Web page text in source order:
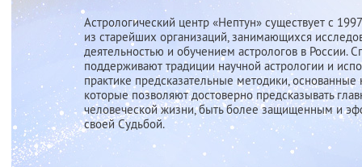
Астрологический центр «Нептун» существует с
из старейших организаций, занимающихся
деятельностью и обучением астрологов в России.
поддерживают традиции научной астрологии и
практике предсказательные методики,
которые позволяют достоверно предсказывать
человеческой жизни, быть более защищенным и
своей Судьбой.